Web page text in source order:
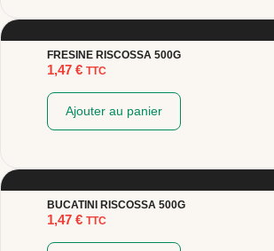
FRESINE RISCOSSA 500G
1,47 € TTC
Ajouter au panier
BUCATINI RISCOSSA 500G
1,47 € TTC